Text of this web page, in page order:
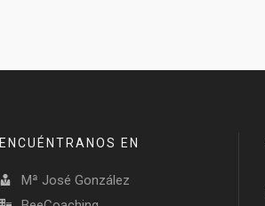
ENCUÉNTRANOS EN
Mª José González